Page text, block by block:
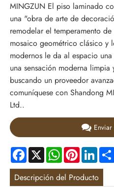
MINGZUN El piso laminado
una "obra de arte de
remodelar el temperamento
mosaico geométrico clásico y
modernos le da al espacio
una sensación moderna limpia
buscando un proveedor
comuníquese con Shandong
Ltd..
Facebook
X WhatsApp
Pinterest
Descripción del Producto